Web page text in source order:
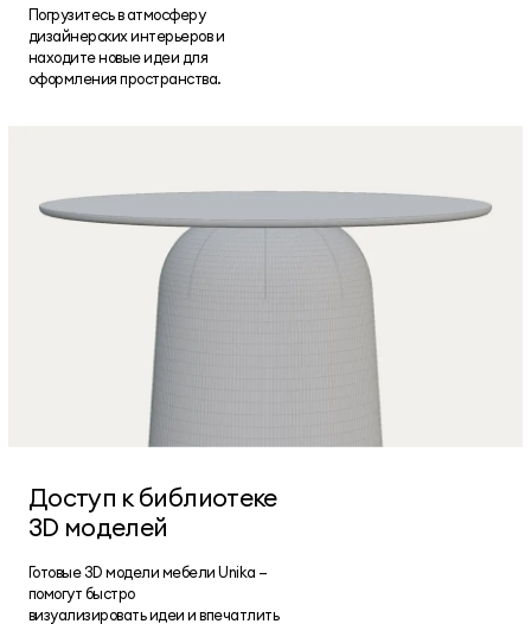
Погрузитесь в атмосферу
дизайнерских интерьеров и
находите новые идеи для
оформления пространства.
Доступ к библиотеке
3D моделей
Готовые 3D модели мебели Unika —
помогут быстро
визуализировать идеи и впечатлить